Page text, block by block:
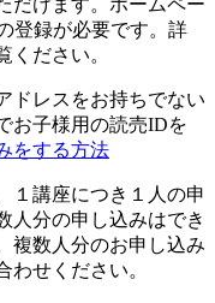
登録が必要です。詳
ください。
ドレスをお持ちでない
お子様用の読売IDを
をする方法
１講座につき１人の申
人分の申し込みはでき
複数人分のお申し込み
わせください。